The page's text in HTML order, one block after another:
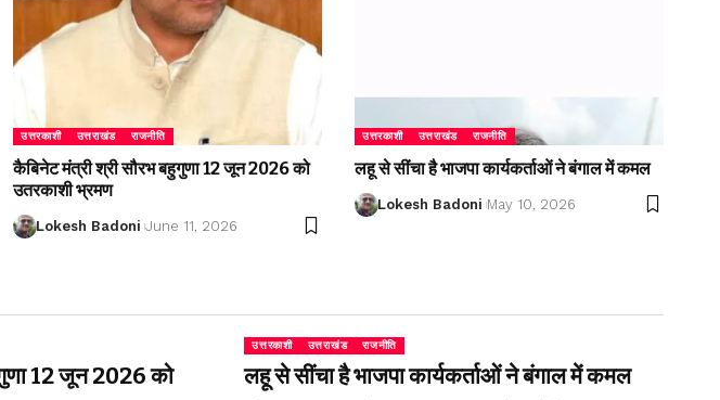
उत्तरकाशी उत्तराखंड राजनीति
कैबिनेट मंत्री श्री सौरभ बहुगुणा 12 जून 2026 को
उतरकाशी भ्रमण
Lokesh Badoni June 11, 2026
उत्तरकाशी उत्तराखंड राजनीति
लहू से सींचा है भाजपा कार्यकर्ताओं ने बंगाल में कमल
Lokesh Badoni May 10, 2026
12 जून 2026 को
उत्तरकाशी उत्तराखंड राजनीति
लहू से सींचा है भाजपा कार्यकर्ताओं ने बंगाल में कमल